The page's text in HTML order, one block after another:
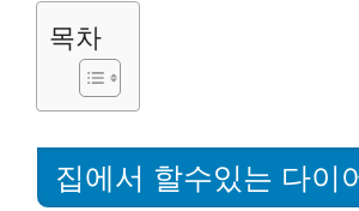
목차
집에서 할수있는 다이